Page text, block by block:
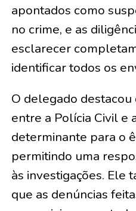
apontados como
no crime, e as
esclarecer
identificar todos os
O delegado destacou
entre a Polícia Civil e
determinante para o
permitindo uma
às investigações. Ele
que as denúncias